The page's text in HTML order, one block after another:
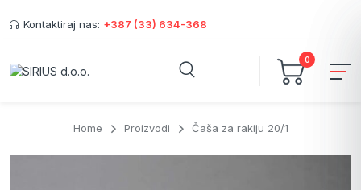
Kontaktiraj nas: +387 (33) 634-368
0
Home Proizvodi Čaša za rakiju 20/1